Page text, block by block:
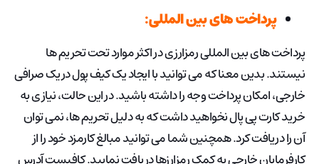
پرداخت های بین المللی:
پرداخت های بین المللی رمزارزی در اکثر موارد تحت تحریم ها
نیستند. بدین معنا که می توانید با ایجاد یک کیف پول در یک صرافی
خارجی، امکان پرداخت وجه را داشته باشید. در این حالت، نیازی به
خرید کارت پی پال نخواهید داشت که به دلیل تحریم ها، نمی توان
آن را دریافت کرد. همچنین شما می توانید مبالغ کارمزد خود را از
کارفرمایان خارجی به کمک رمزارزها دریافت نمایید. کافیست آدرس